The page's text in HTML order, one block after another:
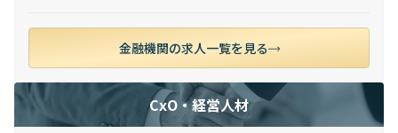
金融機関の求人一覧を見る
CxO・経営人材